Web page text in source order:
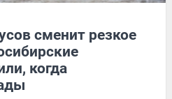
сменит резкое
когда